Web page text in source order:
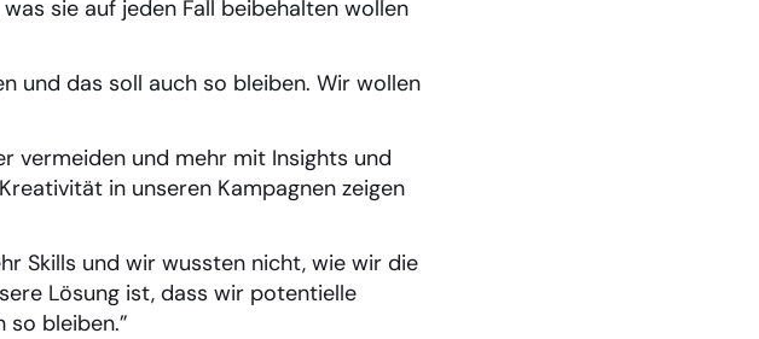
sie auf jeden Fall beibehalten wollen
und das soll auch so bleiben. Wir wollen
vermeiden und mehr mit Insights und
in unseren Kampagnen zeigen
Skills und wir wussten nicht, wie wir die
Lösung ist, dass wir potentielle
bleiben.”